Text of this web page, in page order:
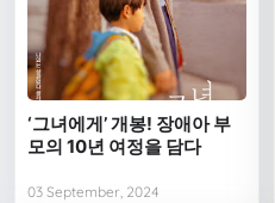
‘그녀에게’ 개봉! 장애아 부
모의 10년 여정을 담다
03 September, 2024